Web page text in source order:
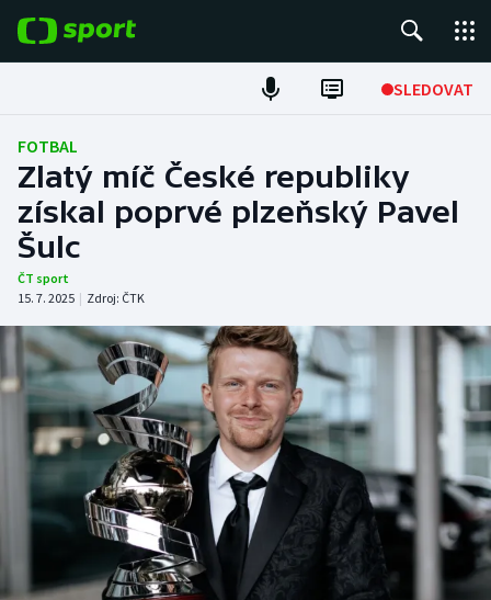
SLEDOVAT
Fotbal
Hokej
Tenis
Atletika
Cyklistika
DALŠÍ SPORTY
Americký fotbal
Baseball a softbal
NEPŘEHLÉDNĚTE
Soutěže
Historické návraty
FOTBAL
Zlatý míč České republiky
získal poprvé plzeňský Pavel
Šulc
ČT sport
15. 7. 2025 | Zdroj: ČTK